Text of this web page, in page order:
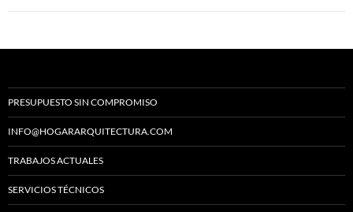
PRESUPUESTO SIN COMPROMISO
INFO@HOGARARQUITECTURA.COM
TRABAJOS ACTUALES
SERVICIOS TÉCNICOS